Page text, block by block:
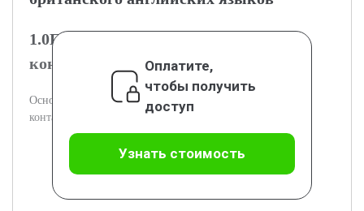
1.0Понятие и типы языковой
контаминации
Основные определения и классификация языковой
контаминации в английском языке.
Оплатите,
чтобы получить
доступ
Узнать стоимость